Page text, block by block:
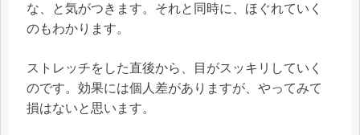
な、と気がつきます。それと同時に、ほぐれていく
のもわかります。
ストレッチをした直後から、目がスッキリしていく
のです。効果には個人差がありますが、やってみて
損はないと思います。